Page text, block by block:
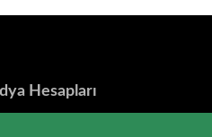
Hesapları